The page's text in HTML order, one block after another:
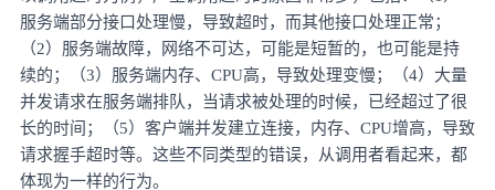
服务端部分接口处理慢，导致超时，而其他接口处理正常；
（2）服务端故障，网络不可达，可能是短暂的，也可能是持
续的；（3）服务端内存、CPU高，导致处理变慢；（4）大量
并发请求在服务端排队，当请求被处理的时候，已经超过了很
长的时间；（5）客户端并发建立连接，内存、CPU增高，导致
请求握手超时等。这些不同类型的错误，从调用者看起来，都
体现为一样的行为。